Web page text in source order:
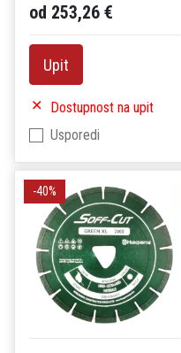
od 253,26 €
Upit
Dostupnost na upit
Usporedi
-40%